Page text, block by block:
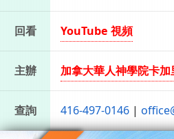
回看 YouTube 視頻
主辦 加拿大華人神學院卡加
查詢 416-497-0146|